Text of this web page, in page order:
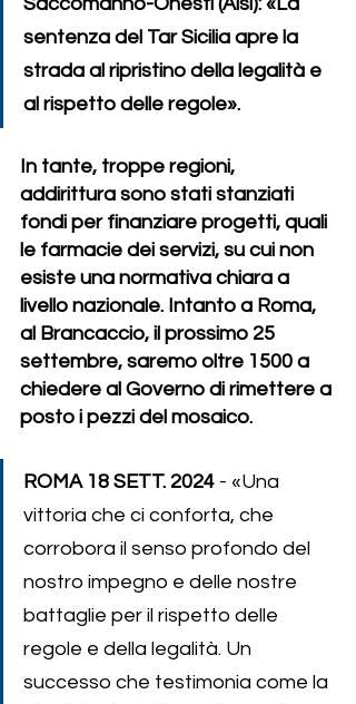
Saccomanno-Onesti (Aisi): «La
sentenza del Tar Sicilia apre la
strada al ripristino della legalità e
al rispetto delle regole».
In tante, troppe regioni,
addirittura sono stati stanziati
fondi per finanziare progetti, quali
le farmacie dei servizi, su cui non
esiste una normativa chiara a
livello nazionale. Intanto a Roma,
al Brancaccio, il prossimo 25
settembre, saremo oltre 1500 a
chiedere al Governo di rimettere a
posto i pezzi del mosaico.
ROMA 18 SETT. 2024 - «Una
vittoria che ci conforta, che
corrobora il senso profondo del
nostro impegno e delle nostre
battaglie per il rispetto delle
regole e della legalità. Un
successo che testimonia come la